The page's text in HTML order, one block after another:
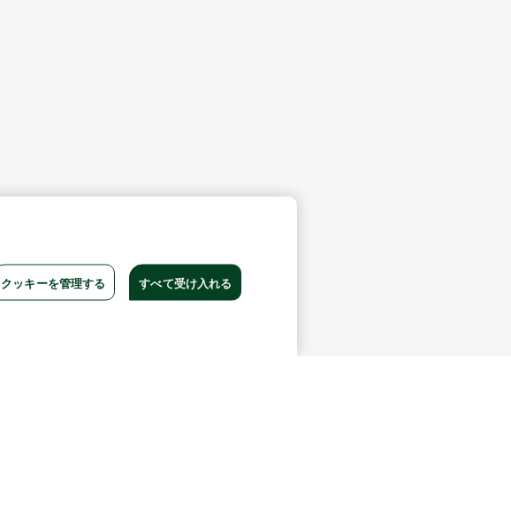
クッキーを管理する すべて受け入れる